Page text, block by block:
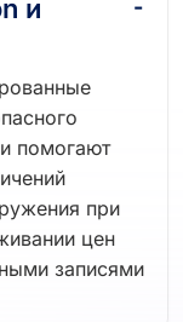
и
помогают
при
цен
записями